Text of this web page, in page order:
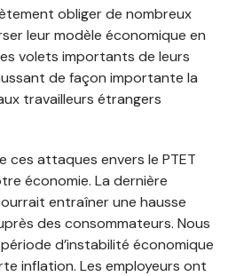
obliger de nombreux
leur modèle économique en
volets importants de leurs
de façon importante la
travailleurs étrangers
ces attaques envers le PTET
économie. La dernière
entraîner une hausse
des consommateurs. Nous
d’instabilité économique
inflation. Les employeurs ont